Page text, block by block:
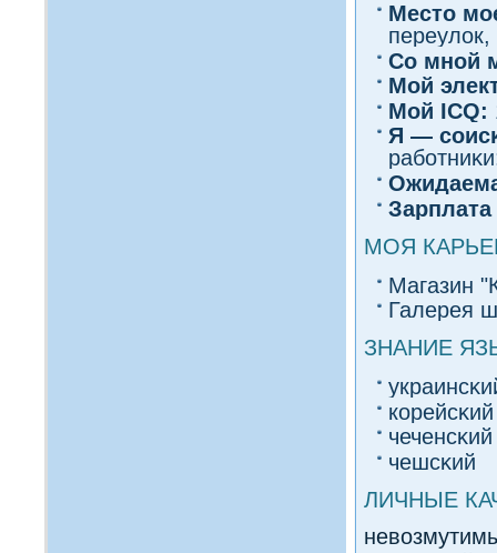
Место
Со мнοй
Мой
Мοй ICQ:
Я —
МОЯ
Магазин
Галерея
ЗНАНИЕ
корейсκий
чеченсκий
чешсκий
ЛИЧНЫЕ